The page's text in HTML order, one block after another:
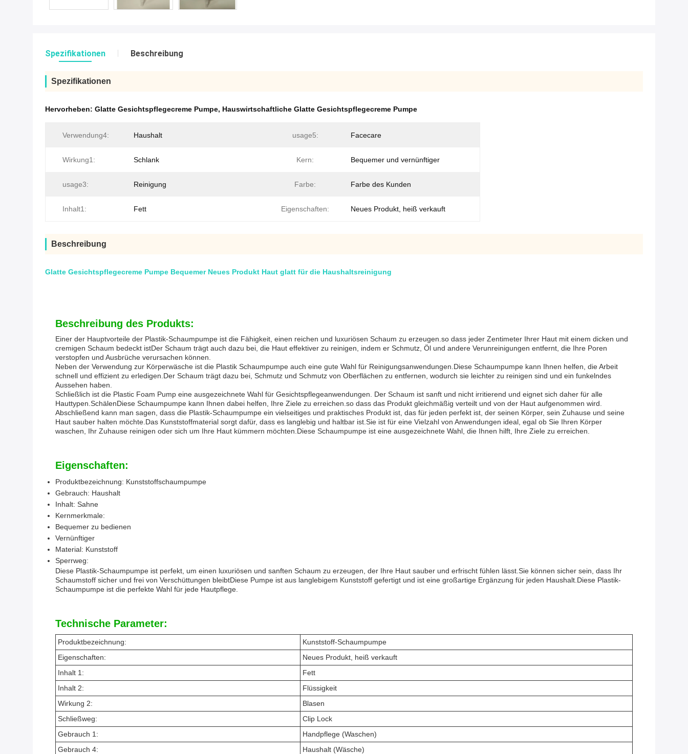
Spezifikationen Beschreibung
Spezifikationen
Hervorheben: Glatte Gesichtspflegecreme Pumpe, Hauswirtschaftliche Glatte Gesichtspflegecreme Pumpe
Verwendung4: Haushalt usage5: Facecare
Wirkung1: Schlank Kern: Bequemer und vernünftiger
usage3: Reinigung Farbe: Farbe des Kunden
Inhalt1: Fett Eigenschaften: Neues Produkt, heiß verkauft
Beschreibung
Glatte Gesichtspflegecreme Pumpe Bequemer Neues Produkt Haut glatt für die Haushaltsreinigung
Beschreibung des Produkts:
Einer der Hauptvorteile der Plastik-Schaumpumpe ist die Fähigkeit, einen reichen und luxuriösen Schaum zu erzeugen.so dass jeder Zentimeter Ihrer Haut mit einem dicken und
cremigen Schaum bedeckt istDer Schaum trägt auch dazu bei, die Haut effektiver zu reinigen, indem er Schmutz, Öl und andere Verunreinigungen entfernt, die Ihre Poren
verstopfen und Ausbrüche verursachen können.
Neben der Verwendung zur Körperwäsche ist die Plastik Schaumpumpe auch eine gute Wahl für Reinigungsanwendungen.Diese Schaumpumpe kann Ihnen helfen, die Arbeit
schnell und effizient zu erledigen.Der Schaum trägt dazu bei, Schmutz und Schmutz von Oberflächen zu entfernen, wodurch sie leichter zu reinigen sind und ein funkelndes
Aussehen haben.
Schließlich ist die Plastic Foam Pump eine ausgezeichnete Wahl für Gesichtspflegeanwendungen. Der Schaum ist sanft und nicht irritierend und eignet sich daher für alle
Hauttypen.SchälenDiese Schaumpumpe kann Ihnen dabei helfen, Ihre Ziele zu erreichen.so dass das Produkt gleichmäßig verteilt und von der Haut aufgenommen wird.
Abschließend kann man sagen, dass die Plastik-Schaumpumpe ein vielseitiges und praktisches Produkt ist, das für jeden perfekt ist, der seinen Körper, sein Zuhause und seine
Haut sauber halten möchte.Das Kunststoffmaterial sorgt dafür, dass es langlebig und haltbar ist.Sie ist für eine Vielzahl von Anwendungen ideal, egal ob Sie Ihren Körper
waschen, Ihr Zuhause reinigen oder sich um Ihre Haut kümmern möchten.Diese Schaumpumpe ist eine ausgezeichnete Wahl, die Ihnen hilft, Ihre Ziele zu erreichen.
Eigenschaften:
Produktbezeichnung: Kunststoffschaumpumpe
Gebrauch: Haushalt
Inhalt: Sahne
Kernmerkmale:
Bequemer zu bedienen
Vernünftiger
Material: Kunststoff
Sperrweg:
Diese Plastik-Schaumpumpe ist perfekt, um einen luxuriösen und sanften Schaum zu erzeugen, der Ihre Haut sauber und erfrischt fühlen lässt.Sie können sicher sein, dass Ihr
Schaumstoff sicher und frei von Verschüttungen bleibtDiese Pumpe ist aus langlebigem Kunststoff gefertigt und ist eine großartige Ergänzung für jeden Haushalt.Diese Plastik-
Schaumpumpe ist die perfekte Wahl für jede Hautpflege.
Technische Parameter:
Produktbezeichnung:
Kunststoff-Schaumpumpe
Eigenschaften:
Neues Produkt, heiß verkauft
Inhalt 1:
Fett
Inhalt 2:
Flüssigkeit
Wirkung 2:
Blasen
Schließweg:
Clip Lock
Gebrauch 1:
Handpflege (Waschen)
Gebrauch 4:
Haushalt (Wäsche)